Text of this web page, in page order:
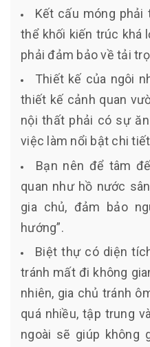
Kết cấu móng phải
thể khối kiến trúc khá
phải đảm bảo về tải
Thiết kế của ngôi
thiết kế cảnh quan
nội thất phải có sự
việc làm nổi bật chi
Bạn nên để tâm
quan như hồ nước
gia chủ, đảm bảo
hướng”.
Biệt thự có diện
tránh mất đi không
nhiên, gia chủ tránh
quá nhiều, tập trung
ngoài sẽ giúp không